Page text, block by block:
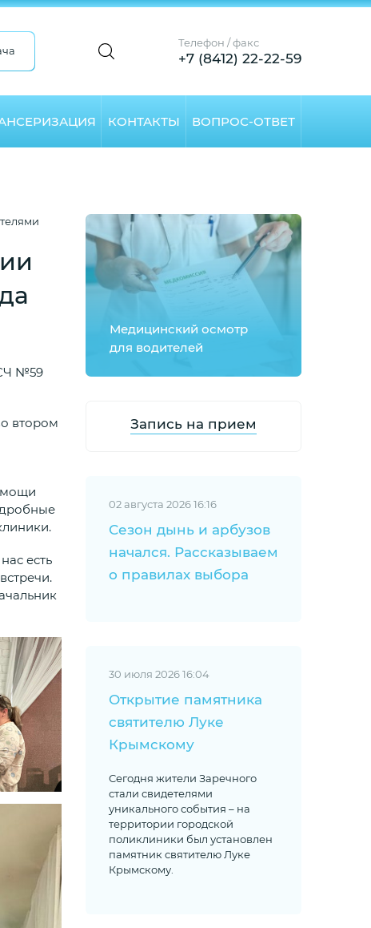
Телефон / факс
+7 (8412) 22-22-59
КОНТАКТЫ ВОПРОС-ОТВЕТ
№59
втором
есть
Медицинский осмотр
для водителей
Запись на прием
02 августа 2026 16:16
Сезон дынь и арбузов
начался. Рассказываем
о правилах выбора
30 июля 2026 16:04
Открытие памятника
святителю Луке
Крымскому
Сегодня жители Заречного
стали свидетелями
уникального события – на
территории городской
поликлиники был установлен
памятник святителю Луке
Крымскому.